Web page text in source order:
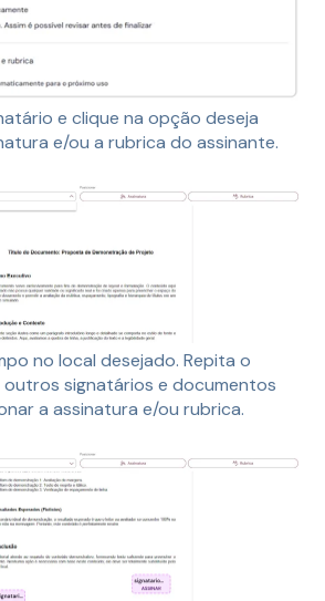
e clique na opção deseja
e/ou a rubrica do assinante.
no local desejado. Repita o
signatários e documentos
a assinatura e/ou rubrica.